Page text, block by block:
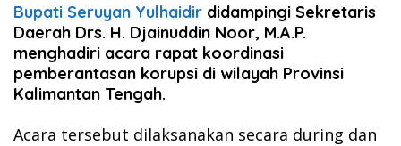
Bupati Seruyan Yulhaidir didampingi Sekretaris
Daerah Drs. H. Djainuddin Noor, M.A.P.
menghadiri acara rapat koordinasi
pemberantasan korupsi di wilayah Provinsi
Kalimantan Tengah.
Acara tersebut dilaksanakan secara during dan